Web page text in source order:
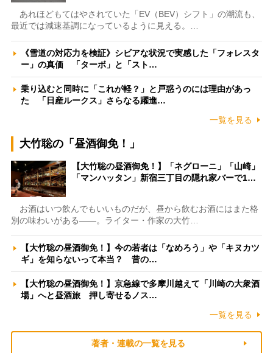
あれほどもてはやされていた「EV（BEV）シフト」の潮流も、
最近では減速基調になっているように見える。…
《雪道の対応力を検証》シビアな状況で実感した「フォレスタ
ー」の真価 「ターボ」と「スト…
乗り込むと同時に「これが軽？」と戸惑うのには理由があっ
た 「日産ルークス」さらなる躍進…
一覧を見る
大竹聡の「昼酒御免！」
【大竹聡の昼酒御免！】「ネグローニ」「山崎」
「マンハッタン」新宿三丁目の隠れ家バーで1…
お酒はいつ飲んでもいいものだが、昼から飲むお酒にはまた格
別の味わいがある――。ライター・作家の大竹…
【大竹聡の昼酒御免！】今の若者は「なめろう」や「キヌカツ
ギ」を知らないって本当？ 昔の…
【大竹聡の昼酒御免！】京急線で多摩川越えて「川崎の大衆酒
場」へと昼酒旅 押し寄せるノス…
一覧を見る
著者・連載の一覧を見る